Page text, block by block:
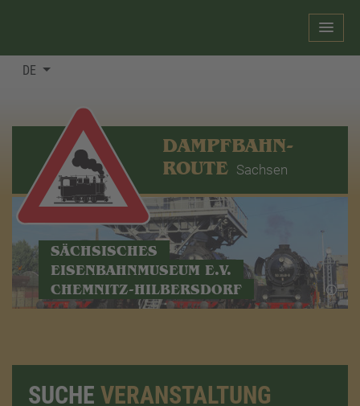
DE
DAMPFBAHN-
ROUTE Sachsen
SÄCHSISCHES
EISENBAHNMUSEUM E.V.
CHEMNITZ-HILBERSDORF
SUCHE VERANSTALTUNG